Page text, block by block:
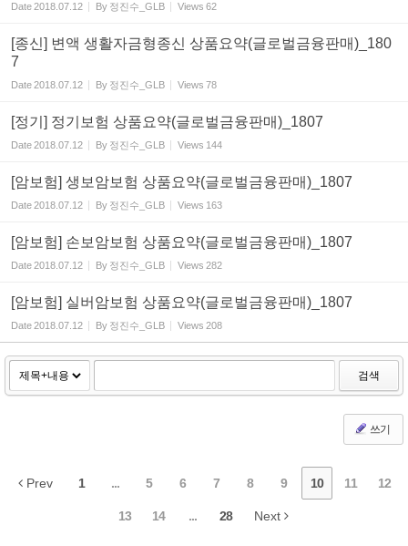
Date2018.07.12 By 정진수_GLB Views 62
[종신] 변액 생활자금형종신 상품요약(글로벌금융판매)_180
7
Date2018.07.12 By 정진수_GLB Views 78
[정기] 정기보험 상품요약(글로벌금융판매)_1807
Date2018.07.12 By 정진수_GLB Views 144
[암보험] 생보암보험 상품요약(글로벌금융판매)_1807
Date2018.07.12 By 정진수_GLB Views 163
[암보험] 손보암보험 상품요약(글로벌금융판매)_1807
Date2018.07.12 By 정진수_GLB Views 282
[암보험] 실버암보험 상품요약(글로벌금융판매)_1807
Date2018.07.12 By 정진수_GLB Views 208
검색
쓰기
Prev 1 ... 5 6 7 8 9 10 11 12
13 14 ... 28 Next